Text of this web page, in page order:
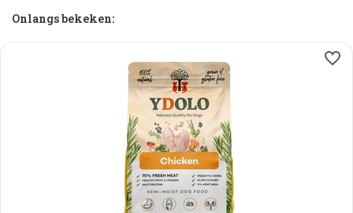
Onlangs bekeken: